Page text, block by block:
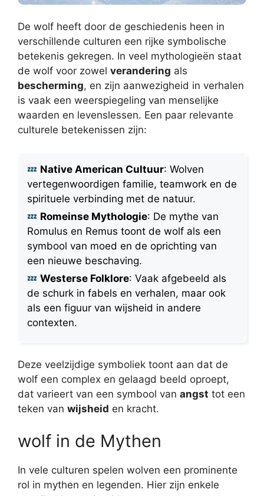
De wolf heeft door de geschiedenis heen in
verschillende culturen een rijke symbolische
betekenis gekregen. In veel mythologieën staat
de wolf voor zowel verandering als
bescherming, en zijn aanwezigheid in verhalen
is vaak een weerspiegeling van menselijke
waarden en levenslessen. Een paar relevante
culturele betekenissen zijn:
Native American Cultuur: Wolven
vertegenwoordigen familie, teamwork en de
spirituele verbinding met de natuur.
Romeinse Mythologie: De mythe van
Romulus en Remus toont de wolf als een
symbool van moed en de oprichting van
een nieuwe beschaving.
Westerse Folklore: Vaak afgebeeld als
de schurk in fabels en verhalen, maar ook
als een figuur van wijsheid in andere
contexten.
Deze veelzijdige symboliek toont aan dat de
wolf een complex en gelaagd beeld oproept,
dat varieert van een symbool van angst tot een
teken van wijsheid en kracht.
wolf in de Mythen
In vele culturen spelen wolven een prominente
rol in mythen en legenden. Hier zijn enkele